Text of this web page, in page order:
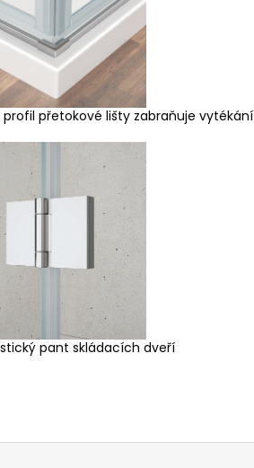
profil přetokové lišty zabraňuje vytékání
pant skládacích dveří